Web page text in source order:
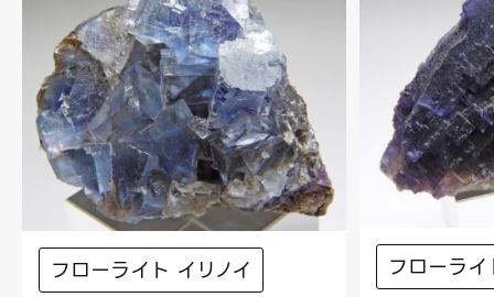
フローライト イリノイ フローラ